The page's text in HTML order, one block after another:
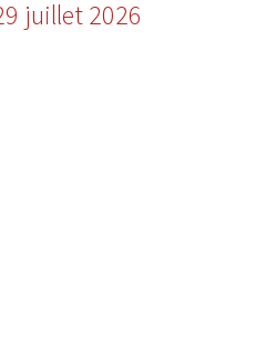
juillet 2026